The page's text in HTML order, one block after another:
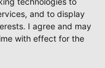
and to display
I agree and may
with effect for the